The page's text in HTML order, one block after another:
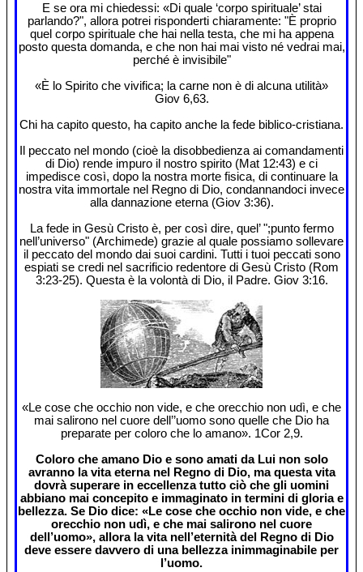
E se ora mi chiedessi: «Di quale ‘corpo spirituale’ stai
parlando?", allora potrei risponderti chiaramente: "È proprio
quel corpo spirituale che hai nella testa, che mi ha appena
posto questa domanda, e che non hai mai visto né vedrai mai,
perché è invisibile"
«È lo Spirito che vivifica; la carne non è di alcuna utilità»
Giov 6,63.
Chi ha capito questo, ha capito anche la fede biblico-cristiana.
Il peccato nel mondo (cioè la disobbedienza ai comandamenti
di Dio) rende impuro il nostro spirito (Mat 12:43) e ci
impedisce così, dopo la nostra morte fisica, di continuare la
nostra vita immortale nel Regno di Dio, condannandoci invece
alla dannazione eterna (Giov 3:36).
La fede in Gesù Cristo è, per così dire, quel’ ";punto fermo
nell’universo" (Archimede) grazie al quale possiamo sollevare
il peccato del mondo dai suoi cardini. Tutti i tuoi peccati sono
espiati se credi nel sacrificio redentore di Gesù Cristo (Rom
3:23-25). Questa è la volontà di Dio, il Padre. Giov 3:16.
«Le cose che occhio non vide, e che orecchio non udì, e che
mai salirono nel cuore dell’’uomo sono quelle che Dio ha
preparate per coloro che lo amano». 1Cor 2,9.
Coloro che amano Dio e sono amati da Lui non solo
avranno la vita eterna nel Regno di Dio, ma questa vita
dovrà superare in eccellenza tutto ciò che gli uomini
abbiano mai concepito e immaginato in termini di gloria e
bellezza. Se Dio dice: «Le cose che occhio non vide, e che
orecchio non udì, e che mai salirono nel cuore
dell’uomo», allora la vita nell’eternità del Regno di Dio
deve essere davvero di una bellezza inimmaginabile per
l’uomo.